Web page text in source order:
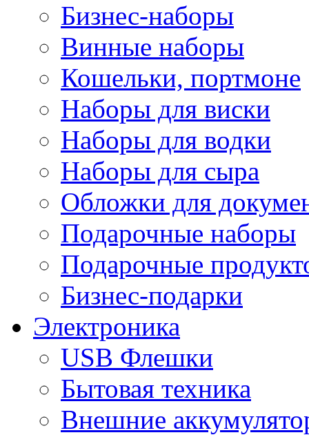
Бизнес-наборы
Винные наборы
Кошельки, портмоне
Наборы для виски
Наборы для водки
Наборы для сыра
Обложки для
Подарочные наборы
Подарочные
Бизнес-подарки
Электроника
USB Флешки
Бытовая техника
Внешние